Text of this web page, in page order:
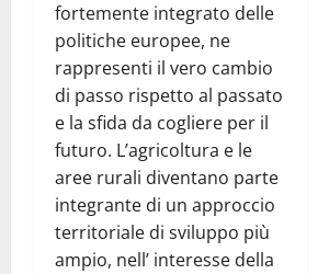
fortemente integrato delle
politiche europee, ne
rappresenti il vero cambio
di passo rispetto al passato
e la sfida da cogliere per il
futuro. L’agricoltura e le
aree rurali diventano parte
integrante di un approccio
territoriale di sviluppo più
ampio, nell’ interesse della